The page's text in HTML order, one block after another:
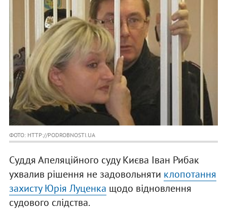
ФОТО: HTTP://PODROBNOSTI.UA
Суддя Апеляційного суду Києва Іван Рибак
ухвалив рішення не задовольняти клопотання
захисту Юрія Луценка щодо відновлення
судового слідства.